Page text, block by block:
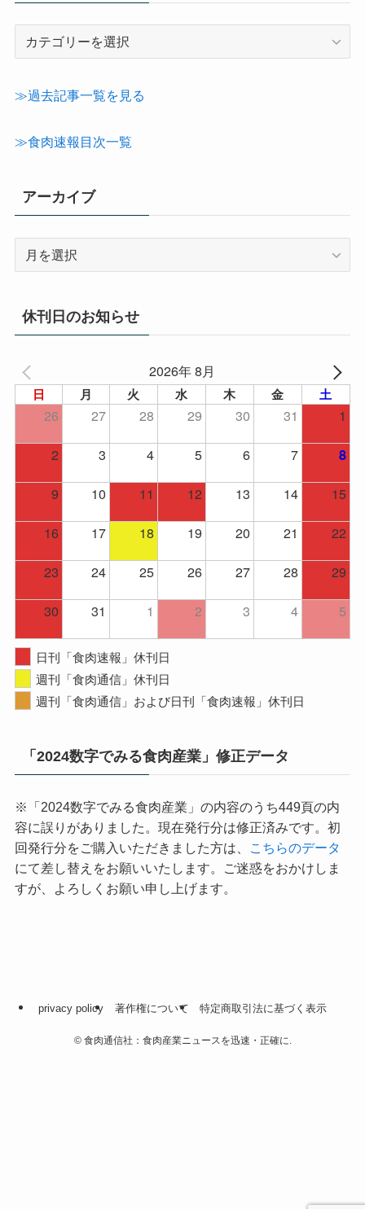
テ
≫過去記事一覧を見る
≫食肉速報目次一覧
アーカイブ
イ
ブ
休刊日のお知らせ
2026年 8月
日 月 火 水 木 金 土
26 27 28 29 30 31
1
2
3 4 5 6 7 8
9 10 11 12 13 14
15
16
17 18 19 20 21
22
23
24 25 26 27 28
29
30
31 1 2 3 4 5
日刊「食肉速報」休刊日
週刊「食肉通信」休刊日
週刊「食肉通信」および日刊「食肉速報」休刊日
「2024数字でみる食肉産業」修正データ
※「2024数字でみる食肉産業」の内容のうち449頁の内
容に誤りがありました。現在発行分は修正済みです。初
回発行分をご購入いただきました方は、
こちらのデータ
にて差し替えをお願いいたします。ご迷惑をおかけしま
すが、よろしくお願い申し上げます。
privacy policy 著作権について 特定商取引法に基づく表示
©食肉通信社：食肉産業ニュースを迅速・正確に.